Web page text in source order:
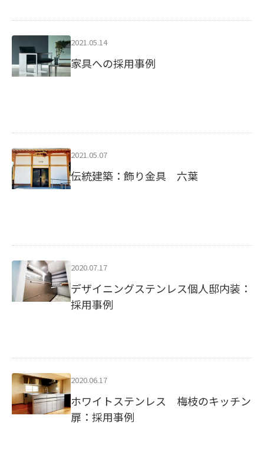
2021.05.14
家具への採用事例
2021.05.07
伝統建築：飾り金具 六葉
2020.07.17
デザイニングステンレス個人邸内装：
採用事例
2020.06.17
ホワイトステンレス 梅枝のキッチン
扉：採用事例